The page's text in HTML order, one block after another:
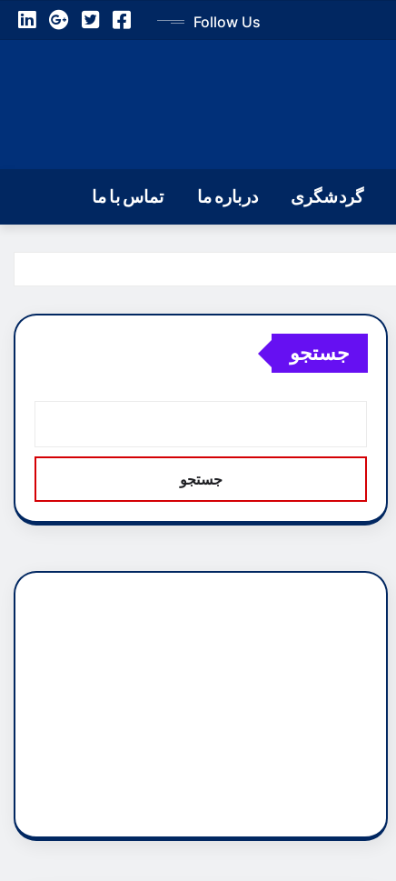
Follow Us
گردشگری درباره ما تماس با ما
جستجو
جستجو